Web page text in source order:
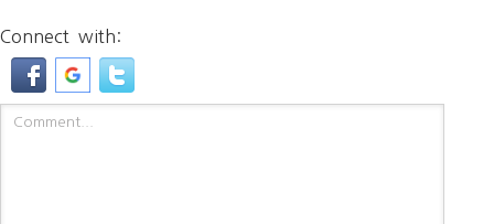
Connect with: